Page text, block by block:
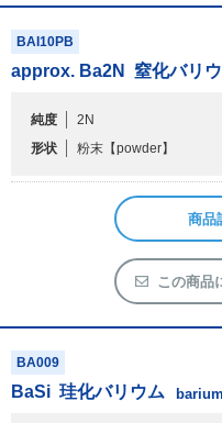
BAI10PB
approx. Ba2N 窒化バリ
純度
2N
形状
粉末 【powder】
商品
この商品
BA009
BaSi 珪化バリウム